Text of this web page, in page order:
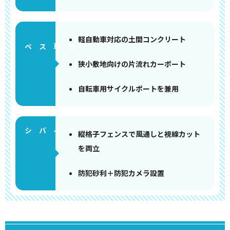
軽自動車対応の土間コンクリート
狭小敷地向けの片流れカーポート
自転車用サイクルポートを兼用
縦格子フェンスで風通しと視線カット
を両立
防犯砂利＋防犯カメラ設置